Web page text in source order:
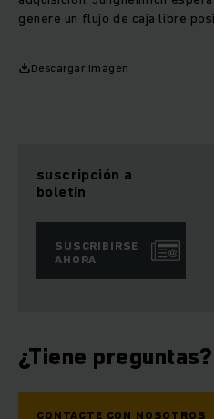
genere un flujo de caja libre
Descargar imagen
suscripción a
boletín
SUSCRIBIRSE
AHORA
¿Tiene preguntas?
CONTACTE CON NOSOTROS